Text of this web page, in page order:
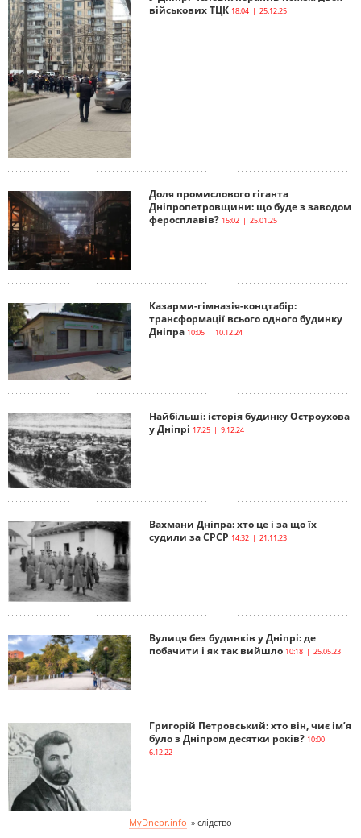
військових ТЦК 18:04 | 25.12.25
Доля промислового гіганта
Дніпропетровщини: що буде з заводом
феросплавів? 15:02 | 25.01.25
Казарми-гімназія-концтабір:
трансформації всього одного будинку
Дніпра 10:05 | 10.12.24
Найбільші: історія будинку Остроухова
у Дніпрі 17:25 | 9.12.24
Вахмани Дніпра: хто це і за що їх
судили за СРСР 14:32 | 21.11.23
Вулиця без будинків у Дніпрі: де
побачити і як так вийшло 10:18 | 25.05.23
Григорій Петровський: хто він, чиє ім’я
було з Дніпром десятки років? 10:00 |
6.12.22
MyDnepr.info » слідство